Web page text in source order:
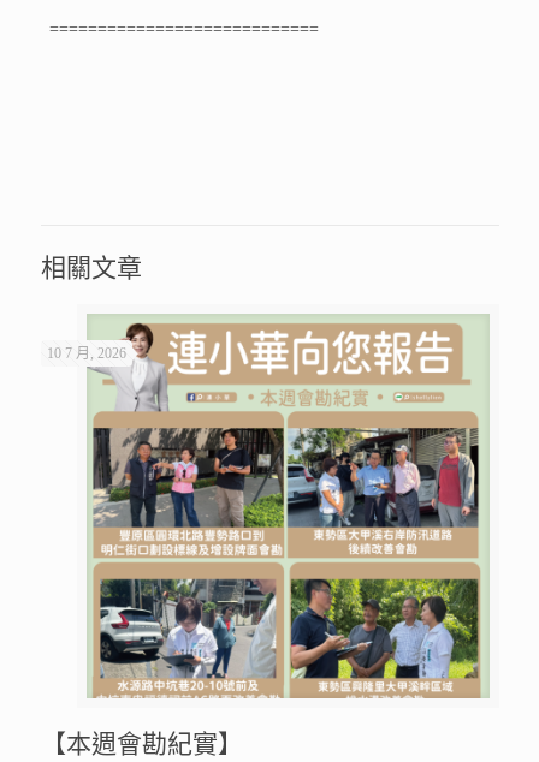
============================
相關文章
10 7 月, 2026
【本週會勘紀實】